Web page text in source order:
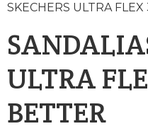
SKECHERS ULTRA
ULTRA
BETTER